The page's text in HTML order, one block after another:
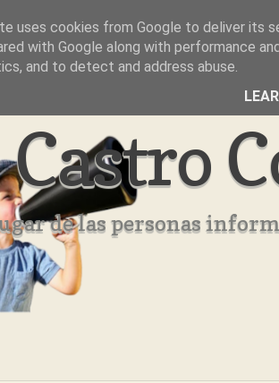
Aviso Legal Quienes Somos ??
Castro
de las personas
uses cookies from Google to deliver its
with Google along with performance
and to detect and address abuse.